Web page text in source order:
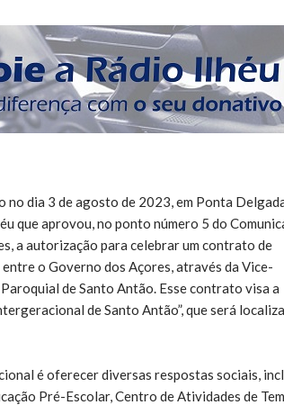
no dia 3 de agosto de 2023, em Ponta
que aprovou, no ponto número 5 do
a autorização para celebrar um contrato de
o Governo dos Açores, através da Vice-
de Santo Antão. Esse contrato visa a
de Santo Antão”, que será
é oferecer diversas respostas sociais,
Pré-Escolar, Centro de Atividades de